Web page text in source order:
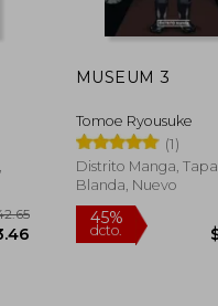
MUSEUM 3
Tomoe Ryousuke
(1)
Distrito Manga, Tapa
Blanda, Nuevo